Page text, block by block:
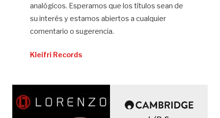
analógicos. Esperamos que los títulos sean de
su interés y estamos abiertos a cualquier
comentario o sugerencia.
Kleifri Records